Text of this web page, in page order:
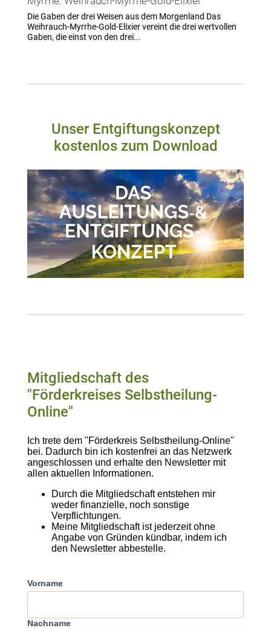
Die Gaben der drei Weisen aus dem Morgenland Das
Weihrauch-Myrrhe-Gold-Elixier vereint die drei wertvollen
Gaben, die einst von den drei...
Unser Entgiftungskonzept
kostenlos zum Download
Mitgliedschaft des
"Förderkreises Selbstheilung-
Online"
Ich trete dem "Förderkreis Selbstheilung-Online"
bei. Dadurch bin ich kostenfrei an das Netzwerk
angeschlossen und erhalte den Newsletter mit
allen aktuellen Informationen.
Durch die Mitgliedschaft entstehen mir
weder finanzielle, noch sonstige
Verpflichtungen.
Meine Mitgliedschaft ist jederzeit ohne
Angabe von Gründen kündbar, indem ich
den Newsletter abbestelle.
Vorname
Nachname